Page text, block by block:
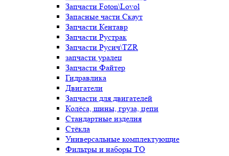
Запчасти Foton\Lovol
Запасные части Скаут
Запчасти Кентавр
Запчасти Рустрак
Запчасти Русич\TZR
запчасти уралец
Запчасти Файтер
Гидравлика
Двигатели
Запчасти для двигателей
Колёса, шины, груза, цепи
Стандартные изделия
Стёкла
Универсальные комплектующие
Фильтры и наборы ТО